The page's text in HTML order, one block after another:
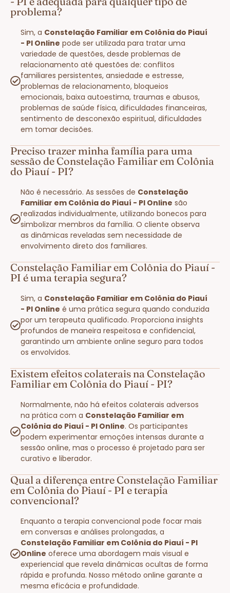
problema?
Sim, a Constelação Familiar em Colônia do Piauí
- PI Online pode ser utilizada para tratar uma
variedade de questões, desde problemas de
relacionamento até questões de: conflitos
familiares persistentes, ansiedade e estresse,
problemas de relacionamento, bloqueios
emocionais, baixa autoestima, traumas e abusos,
problemas de saúde física, dificuldades financeiras,
sentimento de desconexão espiritual, dificuldades
em tomar decisões.
Preciso trazer minha família para uma
sessão de Constelação Familiar em Colônia
do Piauí - PI?
Não é necessário. As sessões de Constelação
Familiar em Colônia do Piauí - PI Online são
realizadas individualmente, utilizando bonecos para
simbolizar membros da família. O cliente observa
as dinâmicas reveladas sem necessidade de
envolvimento direto dos familiares.
Constelação Familiar em Colônia do Piauí -
PI é uma terapia segura?
Sim, a Constelação Familiar em Colônia do Piauí
- PI Online é uma prática segura quando conduzida
por um terapeuta qualificado. Proporciona insights
profundos de maneira respeitosa e confidencial,
garantindo um ambiente online seguro para todos
os envolvidos.
Existem efeitos colaterais na Constelação
Familiar em Colônia do Piauí - PI?
Normalmente, não há efeitos colaterais adversos
na prática com a Constelação Familiar em
Colônia do Piauí - PI Online. Os participantes
podem experimentar emoções intensas durante a
sessão online, mas o processo é projetado para ser
curativo e liberador.
Qual a diferença entre Constelação Familiar
em Colônia do Piauí - PI e terapia
convencional?
Enquanto a terapia convencional pode focar mais
em conversas e análises prolongadas, a
Constelação Familiar em Colônia do Piauí - PI
Online oferece uma abordagem mais visual e
experiencial que revela dinâmicas ocultas de forma
rápida e profunda. Nosso método online garante a
mesma eficácia e profundidade.